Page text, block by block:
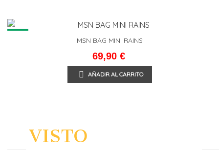
NEW
MSN BAG MINI RAINS
69,90 €
AÑADIR AL CARRITO
VISTO